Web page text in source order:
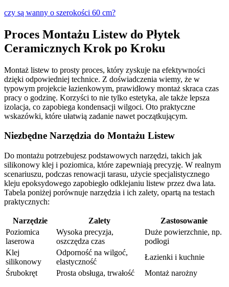
czy są wanny o szerokości 60 cm?
Proces Montażu Listew do Płytek
Ceramicznych Krok po Kroku
Montaż listew to prosty proces, który zyskuje na efektywności
dzięki odpowiedniej technice. Z doświadczenia wiemy, że w
typowym projekcie łazienkowym, prawidłowy montaż skraca czas
pracy o godzinę. Korzyści to nie tylko estetyka, ale także lepsza
izolacja, co zapobiega kondensacji wilgoci. Oto praktyczne
wskazówki, które ułatwią zadanie nawet początkującym.
Niezbędne Narzędzia do Montażu Listew
Do montażu potrzebujesz podstawowych narzędzi, takich jak
silikonowy klej i poziomica, które zapewniają precyzję. W realnym
scenariuszu, podczas renowacji tarasu, użycie specjalistycznego
kleju epoksydowego zapobiegło odklejaniu listew przez dwa lata.
Tabela poniżej porównuje narzędzia i ich zalety, opartą na testach
praktycznych:
Narzędzie Zalety
Zastosowanie
Poziomica
laserowa
Wysoka precyzja,
oszczędza czas
Duże powierzchnie, np.
podłogi
Klej
silikonowy
Odporność na wilgoć,
elastyczność
Łazienki i kuchnie
Śrubokręt
Prosta obsługa, trwałość Montaż narożny